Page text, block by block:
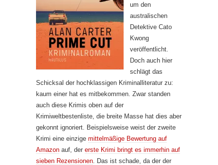
um den
australischen
Detektive Cato
Kwong
veröffentlicht.
Doch auch hier
schlägt das
Schicksal der hochklassigen Kriminalliteratur zu:
kaum einer hat es mitbekommen. Zwar standen
auch diese Krimis oben auf der
Krimiweltbestenliste, die breite Masse hat dies aber
gekonnt ignoriert. Beispielsweise weist der zweite
Krimi eine einzige mittelmäßige Bewertung auf
Amazon auf, der erste Krimi bringt es immerhin auf
sieben Rezensionen . Das ist schade, da der der